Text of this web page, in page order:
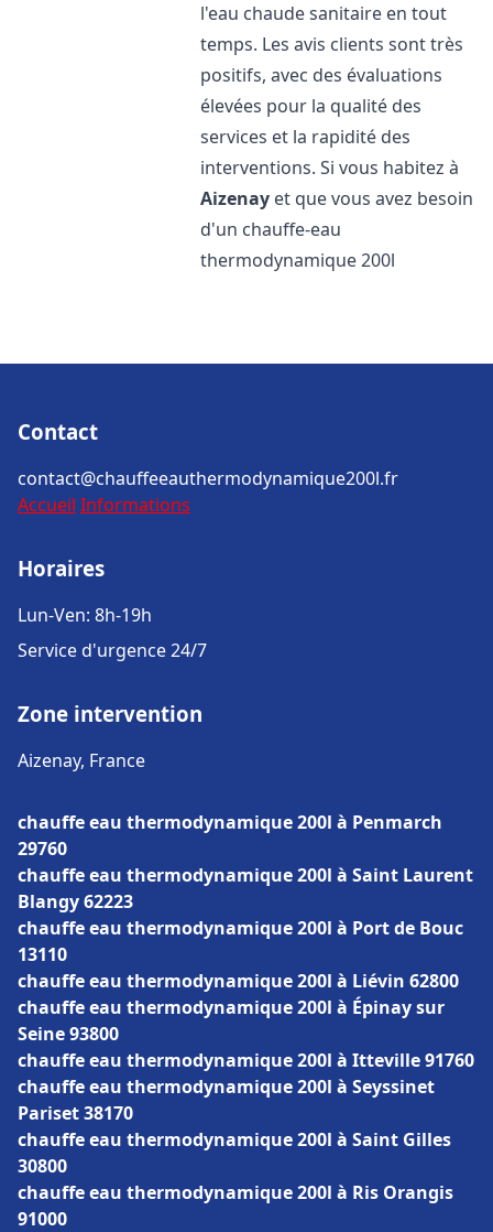
l'eau chaude sanitaire en tout
temps. Les avis clients sont très
positifs, avec des évaluations
élevées pour la qualité des
services et la rapidité des
interventions. Si vous habitez à
Aizenay et que vous avez besoin
d'un chauffe-eau
thermodynamique 200l
Contact
contact@chauffeeauthermodynamique200l.fr
Accueil Informations
Horaires
Lun-Ven: 8h-19h
Service d'urgence 24/7
Zone intervention
Aizenay, France
chauffe eau thermodynamique 200l à Penmarch
29760
chauffe eau thermodynamique 200l à Saint Laurent
Blangy 62223
chauffe eau thermodynamique 200l à Port de Bouc
13110
chauffe eau thermodynamique 200l à Liévin 62800
chauffe eau thermodynamique 200l à Épinay sur
Seine 93800
chauffe eau thermodynamique 200l à Itteville 91760
chauffe eau thermodynamique 200l à Seyssinet
Pariset 38170
chauffe eau thermodynamique 200l à Saint Gilles
30800
chauffe eau thermodynamique 200l à Ris Orangis
91000